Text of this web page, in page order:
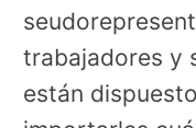
trabajadores y
están